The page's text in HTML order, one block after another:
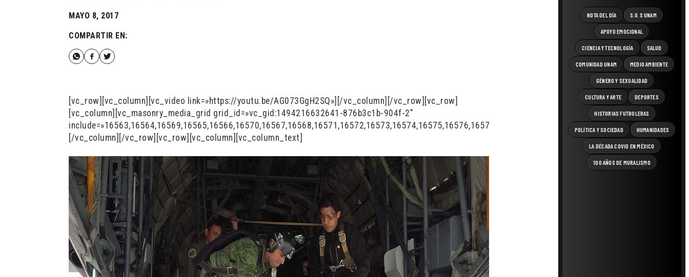
NOTA DEL DÍA S.O.S UNAM
APOYO EMOCIONAL
CIENCIA Y TECNOLOGÍA SALUD
COMUNIDAD UNAM MEDIO AMBIENTE
GÉNERO Y SEXUALIDAD
CULTURA Y ARTE DEPORTES
HISTORIAS FUTBOLERAS
POLÍTICA Y SOCIEDAD HUMANIDADES
LA DÉCADA COVID EN MÉXICO
100 AÑOS DE MURALISMO
MAYO 8, 2017
COMPARTIR EN:
[vc_row][vc_column][vc_video link=»https://youtu.be/AG073GgH2SQ»][/vc_column][/vc_row][vc_row]
[vc_column][vc_masonry_media_grid grid_id=»vc_gid:1494216632641-876b3c1b-904f-2″
include=»16563,16564,16569,16565,16566,16570,16567,16568,16571,16572,16573,16574,16575,16576,16577″]
[/vc_column][/vc_row][vc_row][vc_column][vc_column_text]